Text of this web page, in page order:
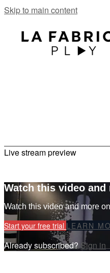
Skip to main content
Live stream preview
Watch this video and
Watch this video and more
Start your free trial LEARN
Already subscribed?Sign in